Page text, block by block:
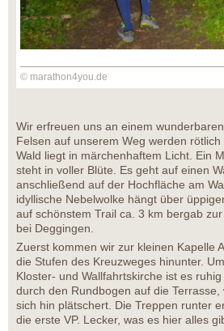
© marathon4you.de
Wir erfreuen uns an einem
Felsen auf unserem Weg werden
Wald liegt in märchenhaftem Licht. Ein
steht in voller Blüte. Es geht auf einen
anschließend auf der Hochfläche am
idyllische Nebelwolke hängt über
auf schönstem Trail ca. 3 km bergab
bei Deggingen.
Zuerst kommen wir zur kleinen Kapelle
die Stufen des Kreuzweges hinunter.
Kloster- und Wallfahrtskirche ist es
durch den Rundbogen auf die
sich hin plätschert. Die Treppen runter
die erste VP. Lecker, was es hier alles